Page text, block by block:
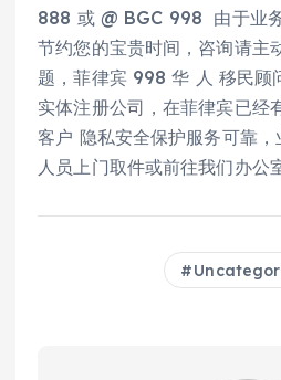
888 或 @ BGC 998 由于业
节约您的宝贵时间，咨询请主
题，菲律宾 998 华 人 移民
实体注册公司，在菲律宾已经
客户 隐私安全保护服务可靠
人员上门取件或前往我们办公